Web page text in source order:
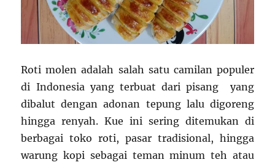
Roti molen adalah salah satu camilan populer
di Indonesia yang terbuat dari pisang yang
dibalut dengan adonan tepung lalu digoreng
hingga renyah. Kue ini sering ditemukan di
berbagai toko roti, pasar tradisional, hingga
warung kopi sebagai teman minum teh atau